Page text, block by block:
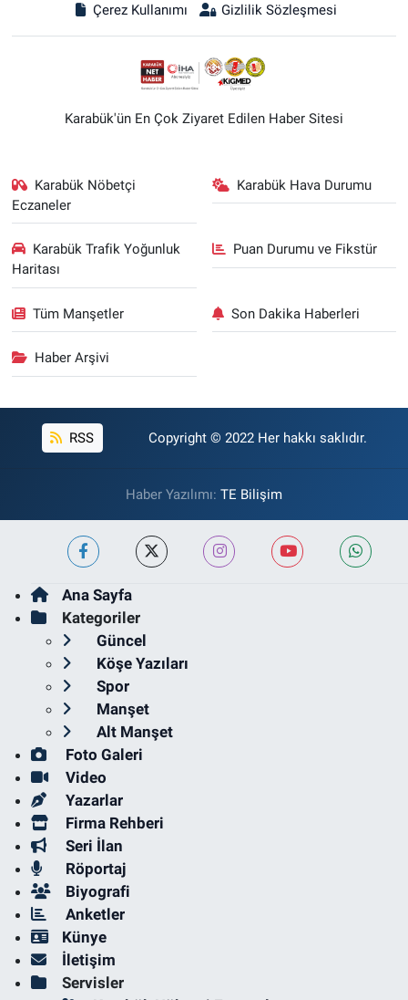
Çerez Kullanımı
Gizlilik Sözleşmesi
Karabük'ün En Çok Ziyaret Edilen Haber Sitesi
Karabük Nöbetçi
Eczaneler
Karabük Hava Durumu
Karabük Trafik Yoğunluk
Haritası
Puan Durumu ve Fikstür
Tüm Manşetler Son Dakika Haberleri
Haber Arşivi
RSS Copyright © 2022 Her hakkı saklıdır.
Haber Yazılımı: TE Bilişim
Ana Sayfa
Kategoriler
Güncel
Köşe Yazıları
Spor
Manşet
Alt Manşet
Foto Galeri
Video
Yazarlar
Firma Rehberi
Seri İlan
Röportaj
Biyografi
Anketler
Künye
İletişim
Servisler